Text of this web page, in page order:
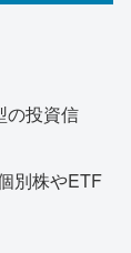
の投資信
別株やETF